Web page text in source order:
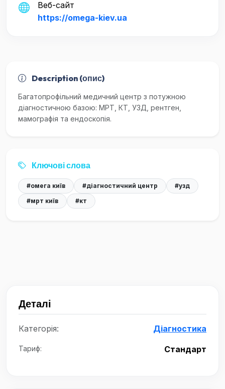
Веб-сайт
https://omega-kiev.ua
Description (опис)
Багатопрофільний медичний центр з потужною
діагностичною базою: МРТ, КТ, УЗД, рентген,
мамографія та ендоскопія.
Ключові слова
#омега київ #діагностичний центр
#узд
#мрт київ
#кт
Деталі
Категорія: Діагностика
Тариф: Стандарт